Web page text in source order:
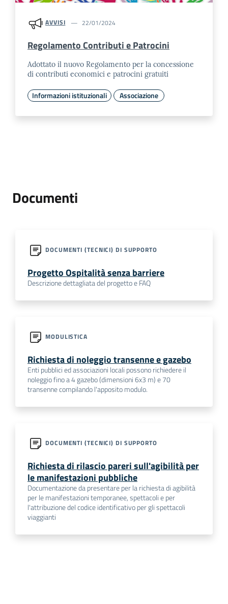
AVVISI 22/01/2024
Regolamento Contributi e Patrocini
Adottato il nuovo Regolamento per la concessione
di contributi economici e patrocini gratuiti
Informazioni istituzionali Associazione
Documenti
DOCUMENTI (TECNICI) DI SUPPORTO
Progetto Ospitalità senza barriere
Descrizione dettagliata del progetto e FAQ
MODULISTICA
Richiesta di noleggio transenne e gazebo
Enti pubblici ed associazioni locali possono richiedere il
noleggio fino a 4 gazebo (dimensioni 6x3 m) e 70
transenne compilando l'apposito modulo.
DOCUMENTI (TECNICI) DI SUPPORTO
Richiesta di rilascio pareri sull'agibilità per
le manifestazioni pubbliche
Documentazione da presentare per la richiesta di agibilità
per le manifestazioni temporanee, spettacoli e per
l'attribuzione del codice identificativo per gli spettacoli
viaggianti